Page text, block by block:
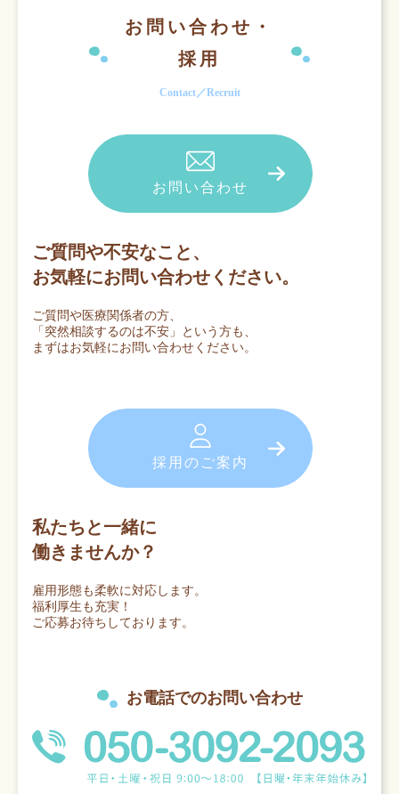
お問い合わせ・
採用
Contact／Recruit
お問い合わせ
ご質問や不安なこと、
お気軽にお問い合わせください。
ご質問や医療関係者の方、
「突然相談するのは不安」という方も、
まずはお気軽にお問い合わせください。
採用のご案内
私たちと一緒に
働きませんか？
雇用形態も柔軟に対応します。
福利厚生も充実！
ご応募お待ちしております。
お電話でのお問い合わせ